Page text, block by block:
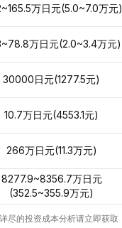
万日元(5.0~7.0万元)
万日元(2.0~3.4万元)
30000日元(1277.5元)
10.7万日元(4553.1元)
266万日元(11.3万元)
8277.9~8356.7万日元
(352.5~355.9万元)
尽的投资成本分析请立即获取